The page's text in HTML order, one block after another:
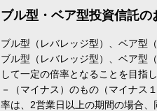
ブル型・ベア型投資信託
ブル型（レバレッジ型）、ベア型
ブル型（レバレッジ型）、ベア型
して一定の倍率となることを目指
－（マイナス）のもの（マイナス
率は、2営業日以上の期間の場合